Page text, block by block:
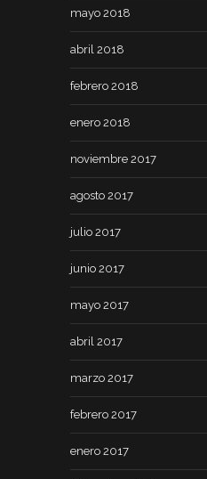
mayo 2018
abril 2018
febrero 2018
enero 2018
noviembre 2017
agosto 2017
julio 2017
junio 2017
mayo 2017
abril 2017
marzo 2017
febrero 2017
enero 2017